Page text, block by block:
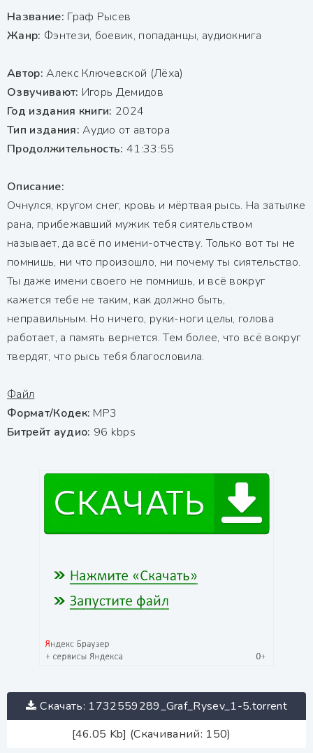
Название: Граф Рысев
Жанр: Фэнтези, боевик, попаданцы, аудиокнига
Автор:Алекс Ключевской (Лёха)
Озвучивают: Игорь Демидов
Год издания книги: 2024
Тип издания:Аудио от автора
Продолжительность:41:33:55
Описание:
Очнулся, кругом снег, кровь и мёртвая рысь. На затылке
рана, прибежавший мужик тебя сиятельством
называет, да всё по имени-отчеству. Только вот ты не
помнишь, ни что произошло, ни почему ты сиятельство.
Ты даже имени своего не помнишь, и всё вокруг
кажется тебе не таким, как должно быть,
неправильным. Но ничего, руки-ноги целы, голова
работает, а память вернется. Тем более, что всё вокруг
твердят, что рысь тебя благословила.
Файл
Формат/Кодек: МР3
Битрейт аудио: 96 kbps
Скачать: 1732559289_Graf_Rysev_1-5.torrent
[46.05 Kb] (Скачиваний: 150)